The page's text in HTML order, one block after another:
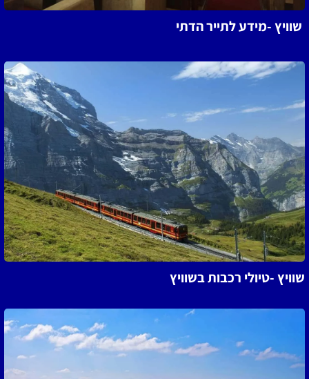
שוויץ -מידע לתייר הדתי
שוויץ -טיולי רכבות בשוויץ